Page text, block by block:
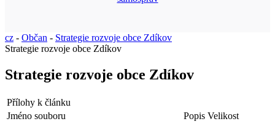
cz - Občan - Strategie rozvoje obce Zdíkov
Strategie rozvoje obce Zdíkov
Strategie rozvoje obce Zdíkov
Přílohy k článku
Jméno souboru
Popis Velikost